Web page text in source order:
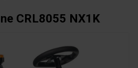
CRL8055 NX1K